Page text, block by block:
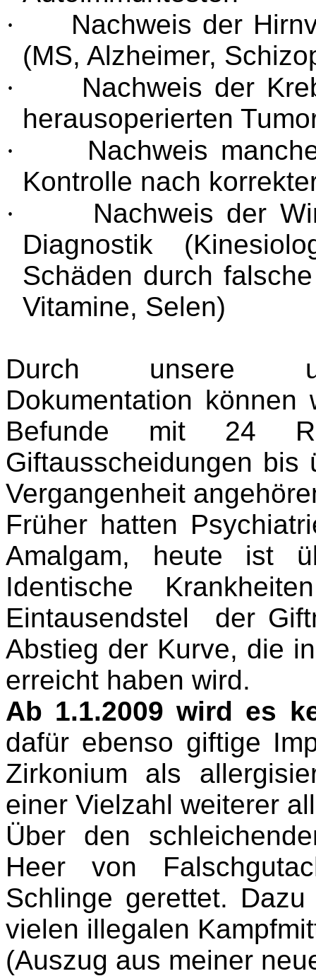
·
Nachweis der
(MS, Alzheimer,
·
Nachweis der
herausoperierten
·
Nachweis
Kontrolle nach
·
Nachweis der
Diagnostik
Schäden durch
Vitamine, Selen)
Durch unsere
Dokumentation
Befunde mit 24
Giftausscheidungen
Vergangenheit
Früher hatten
Amalgam, heute ist
Identische
Eintausendstel
der
Abstieg der Kurve, die
erreicht haben wird.
Ab 1.1.2009 wird es
dafür ebenso giftige
Zirkonium als
einer Vielzahl weiterer
Über den
Heer von
Schlinge gerettet.
vielen illegalen
(Auszug aus meiner